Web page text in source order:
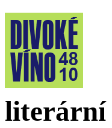
literární